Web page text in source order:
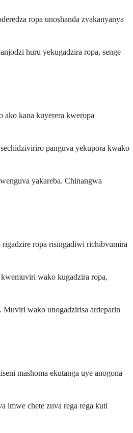
ropa unoshanda zvakanyanya
huru yekugadzira ropa, senge
kana kuyerera kweropa
panguva yekupora kwako
yakareba. Chinangwa
ropa risingadiwi richibvumira
wako kugadzira ropa,
Muviri wako unogadzirisa ardeparin
mashoma ekutanga uye anogona
imwe chete zuva rega rega kuti